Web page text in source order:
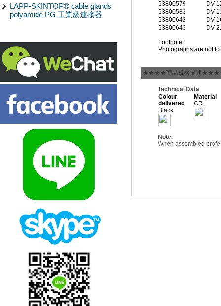
LAPP-SKINTOP® cable glands
polyamide PG 工業級連接器
53800579
DV
53800583
DV
53800642
DV
53800643
DV
Footnote:
Photographs are not
★★★★商品規格描述
Technical Data
Colour
delivered
Black
Material
CR
Note
When assembled